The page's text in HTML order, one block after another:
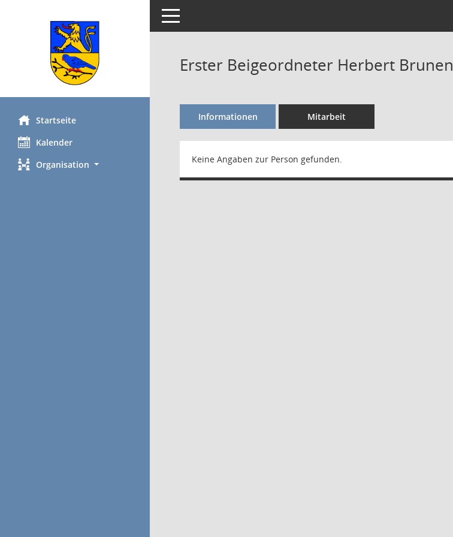
Startseite
Kalender
Organisation
Toggle navigation
Erster Beigeordneter Herbert Brunen
Informationen Mitarbeit
Keine Angaben zur Person gefunden.